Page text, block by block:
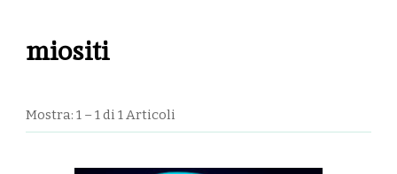
miositi
Mostra: 1 – 1 di 1 Articoli